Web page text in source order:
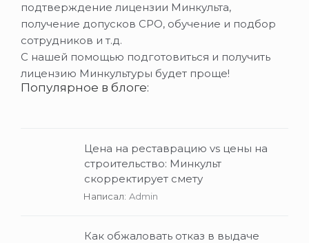
подтверждение лицензии Минкульта,
получение допусков СРО, обучение и подбор
сотрудников и т.д.
С нашей помощью подготовиться и получить
лицензию Минкультуры будет проще!
Популярное в блоге:
Цена на реставрацию vs цены на
строительство: Минкульт
скорректирует смету
Написал: Admin
Как обжаловать отказ в выдаче